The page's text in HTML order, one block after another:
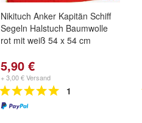
Nikituch Anker Kapitän Schiff
Segeln Halstuch Baumwolle
rot mit weiß 54 x 54 cm
5,90 €
+ 3,00 € Versand
1